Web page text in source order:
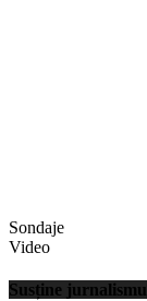
Sondaje
Video
Susține